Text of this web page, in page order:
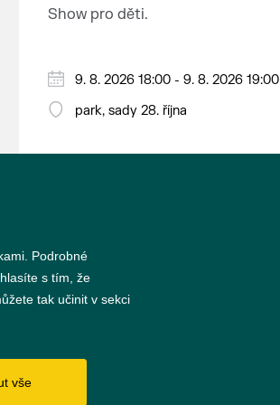
nejrozsáhlejší parkově upravená
kulturního dědictví UNESCO.
Show pro děti.
9. 8. 2026 18:00 - 9. 8. 2026 19:00
park, sady 28. října
Podrobné
s tím, že
tak učinit v sekci
vše